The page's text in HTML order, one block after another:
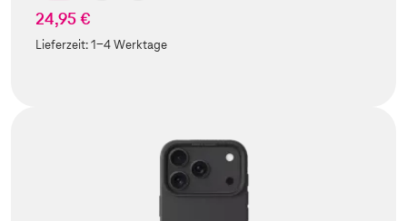
24,95 €
Lieferzeit:1-4 Werktage